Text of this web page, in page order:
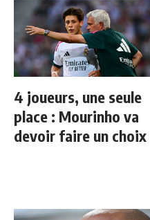
4 joueurs, une seule
place : Mourinho va
devoir faire un choix